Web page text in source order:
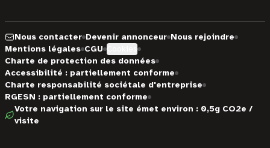
Nous contacter Devenir annonceur Nous rejoindre
Mentions légales CGU
Charte de protection des données
Accessibilité : partiellement conforme
Charte responsabilité sociétale d'entreprise
RGESN : partiellement conforme
Votre navigation sur le site émet environ : 0,5g CO2e /
visite